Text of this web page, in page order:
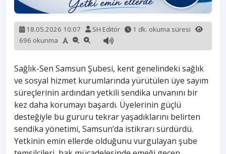
18.05.2026 10:07 SH Editör
1 dk. okuma süresi
696 okunma
Sağlık-Sen Samsun Şubesi, kent genelindeki sağlık
ve sosyal hizmet kurumlarında yürütülen üye sayım
süreçlerinin ardından yetkili sendika unvanını bir
kez daha korumayı başardı. Üyelerinin güçlü
desteğiyle bu gururu tekrar yaşadıklarını belirten
sendika yönetimi, Samsun’da istikrarı sürdürdü.
Yetkinin emin ellerde olduğunu vurgulayan şube